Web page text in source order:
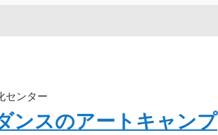
センター
ンスのアートキャンプ